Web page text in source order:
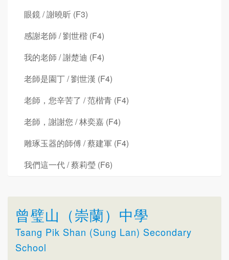
眼鏡 / 謝曉昕 (F3)
感謝老師 / 劉世楷 (F4)
我的老師 / 謝楚迪 (F4)
老師是園丁 / 劉世漢 (F4)
老師，您辛苦了 / 范楷青 (F4)
老師，謝謝您 / 林奕嘉 (F4)
雕琢玉器的師傅 / 蔡建軍 (F4)
我們這一代 / 蔡莉瑩 (F6)
曾璧山（崇蘭）中學
Tsang Pik Shan (Sung Lan) Secondary
School